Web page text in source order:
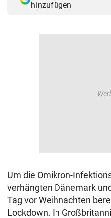
hinzufügen
Um die Omikron-
verhängten Dänemark
Tag vor Weihnachten
Lockdown. In